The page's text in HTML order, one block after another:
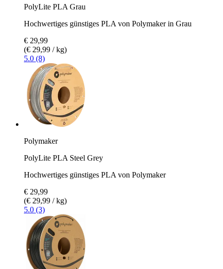
PolyLite PLA Grau
Hochwertiges günstiges PLA von Polymaker in Grau
€ 29,99
(€ 29,99 / kg)
5.0 (8)
Polymaker
PolyLite PLA Steel Grey
Hochwertiges günstiges PLA von Polymaker
€ 29,99
(€ 29,99 / kg)
5.0 (3)